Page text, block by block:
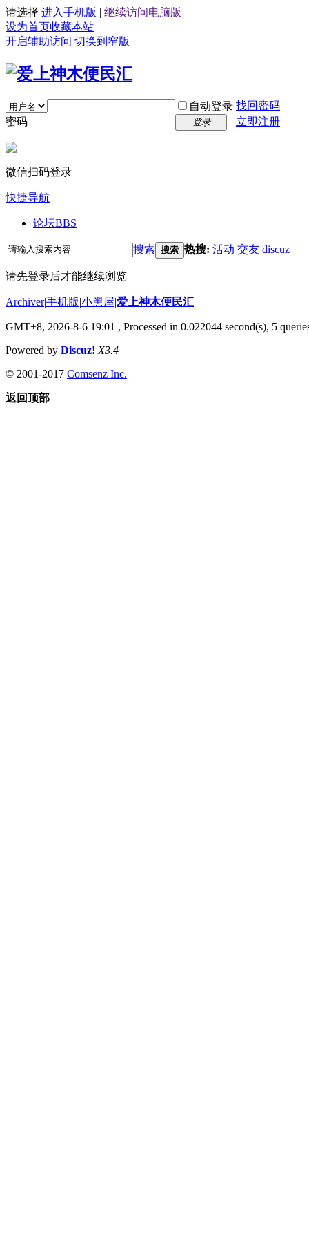
请选择 进入手机版 | 继续访问电脑版
设为首页收藏本站
开启辅助访问 切换到窄版
自动登录 找回密码
密码
登录 立即注册
微信扫码登录
快捷导航
论坛BBS
搜索 搜索 热搜: 活动 交友 discuz
请先登录后才能继续浏览
Archiver|手机版|小黑屋|爱上神木便民汇
GMT+8, 2026-8-6 19:01 , Processed in 0.022044 second(s), 5
Powered by Discuz! X3.4
© 2001-2017 Comsenz Inc.
返回顶部